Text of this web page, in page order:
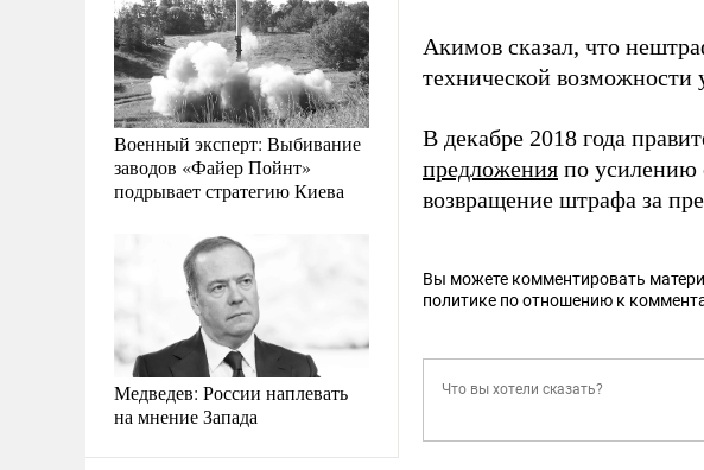
Военный эксперт: Выбивание
заводов «Файер Пойнт»
подрывает стратегию Киева
Медведев: России наплевать
на мнение Запада
Акимов сказал, что
технической возможности
В декабре 2018 года
предложения по усилению
возвращение штрафа за
Вы можете комментировать
политике по отношению к